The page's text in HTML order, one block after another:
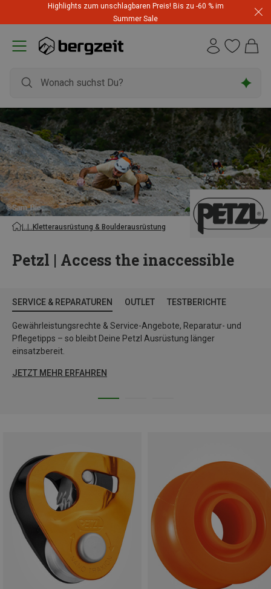
Highlights zum unschlagbaren Preis! Bis zu -60 % im
Summer Sale
Kletterausrüstung & Boulderausrüstung
Petzl | Access the inaccessible
SERVICE & REPARATUREN OUTLET TESTBERICHTE
Gewährleistungsrechte & Service-Angebote, Reparatur- und
Pflegetipps – so bleibt Deine Petzl Ausrüstung länger
einsatzbereit.
JETZT MEHR ERFAHREN